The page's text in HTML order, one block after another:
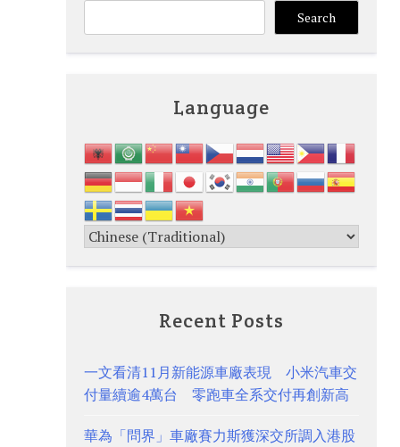
Search
Language
Recent Posts
一文看清11月新能源車廠表現 小米汽車交
付量續逾4萬台 零跑車全系交付再創新高
華為「問界」車廠賽力斯獲深交所調入港股